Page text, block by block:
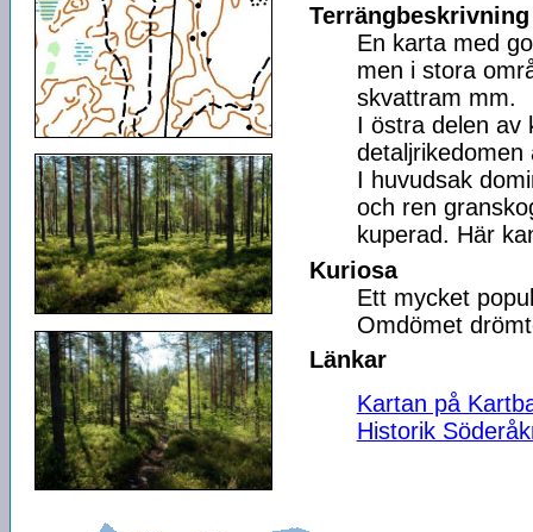
Terrängbeskrivning
En karta med
men i stora
skvattram mm.
I östra delen av
detaljrikedomen
I huvudsak
och ren
kuperad. Här
Kuriosa
Ett mycket
Omdömet
Länkar
Kartan på
Historik